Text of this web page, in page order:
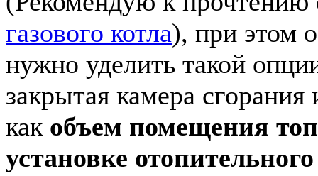
газового котла), при этом
нужно уделить такой
закрытая камера
как объем помещения
установке отопительного